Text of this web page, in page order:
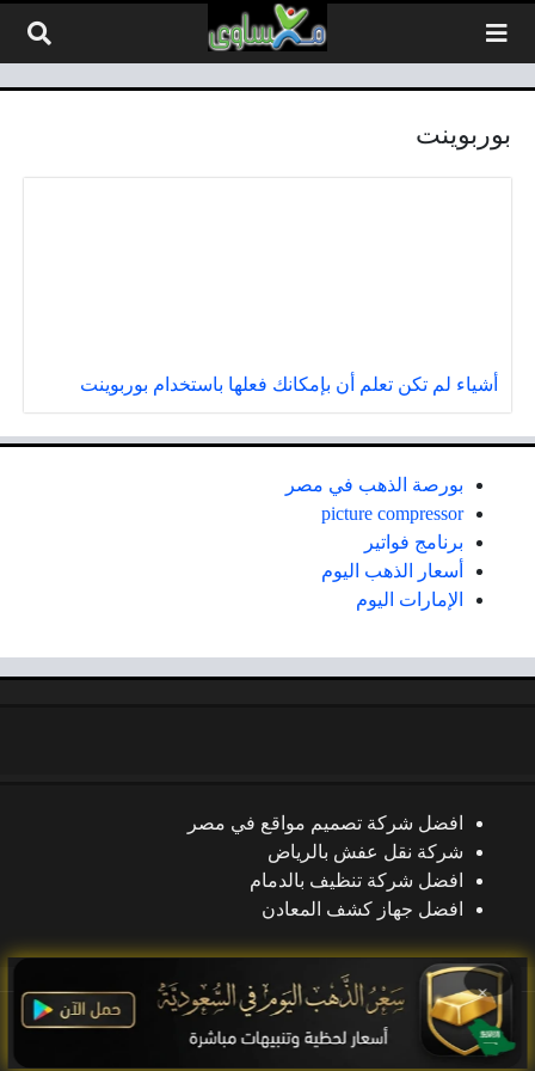
بوربوينت
أشياء لم تكن تعلم أن بإمكانك فعلها باستخدام بوربوينت
بورصة الذهب في مصر
picture compressor
برنامج فواتير
أسعار الذهب اليوم
الإمارات اليوم
افضل شركة تصميم مواقع في مصر
شركة نقل عفش بالرياض
افضل شركة تنظيف بالدمام
افضل جهاز كشف المعادن
×